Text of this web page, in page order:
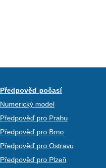
Předpověď počasí
Numerický model
Předpověď pro Prahu
Předpověď pro Brno
Předpověď pro Ostravu
Předpověď pro Plzeň